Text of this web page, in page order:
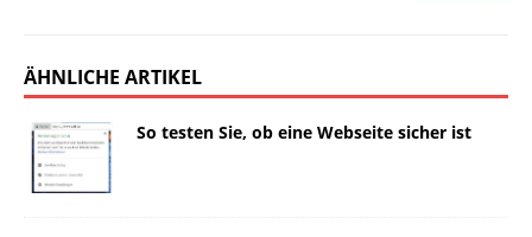
ÄHNLICHE ARTIKEL
So testen Sie, ob eine Webseite sicher ist